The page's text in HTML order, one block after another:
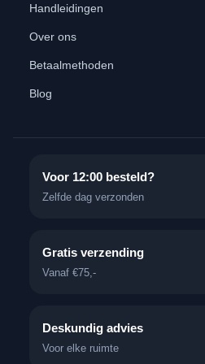
Handleidingen
Over ons
Betaalmethoden
Blog
Voor 12:00 besteld?
Zelfde dag verzonden
Gratis verzending
Vanaf €75,-
Deskundig advies
Voor elke ruimte